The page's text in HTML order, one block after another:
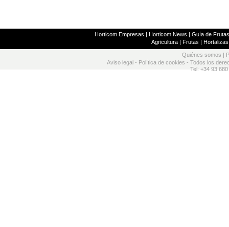
Horticom Empresas | Horticom News | Guía de
Agricultura| Frutas | Hortalizas
Quiénes somos
Aviso legal - Política de cookies - Todos los
Tel: +34 93